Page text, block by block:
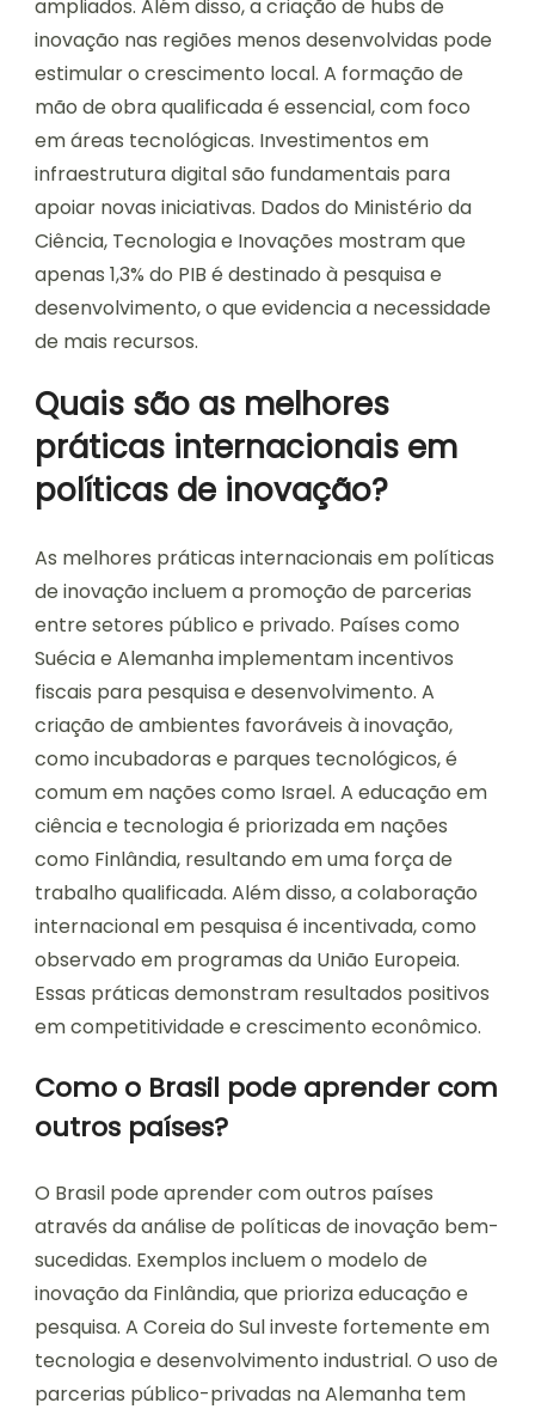
ampliados. Além disso, a criação de hubs de
inovação nas regiões menos desenvolvidas pode
estimular o crescimento local. A formação de
mão de obra qualificada é essencial, com foco
em áreas tecnológicas. Investimentos em
infraestrutura digital são fundamentais para
apoiar novas iniciativas. Dados do Ministério da
Ciência, Tecnologia e Inovações mostram que
apenas 1,3% do PIB é destinado à pesquisa e
desenvolvimento, o que evidencia a necessidade
de mais recursos.
Quais são as melhores
práticas internacionais em
políticas de inovação?
As melhores práticas internacionais em políticas
de inovação incluem a promoção de parcerias
entre setores público e privado. Países como
Suécia e Alemanha implementam incentivos
fiscais para pesquisa e desenvolvimento. A
criação de ambientes favoráveis à inovação,
como incubadoras e parques tecnológicos, é
comum em nações como Israel. A educação em
ciência e tecnologia é priorizada em nações
como Finlândia, resultando em uma força de
trabalho qualificada. Além disso, a colaboração
internacional em pesquisa é incentivada, como
observado em programas da União Europeia.
Essas práticas demonstram resultados positivos
em competitividade e crescimento econômico.
Como o Brasil pode aprender com
outros países?
O Brasil pode aprender com outros países
através da análise de políticas de inovação bem-
sucedidas. Exemplos incluem o modelo de
inovação da Finlândia, que prioriza educação e
pesquisa. A Coreia do Sul investe fortemente em
tecnologia e desenvolvimento industrial. O uso de
parcerias público-privadas na Alemanha tem